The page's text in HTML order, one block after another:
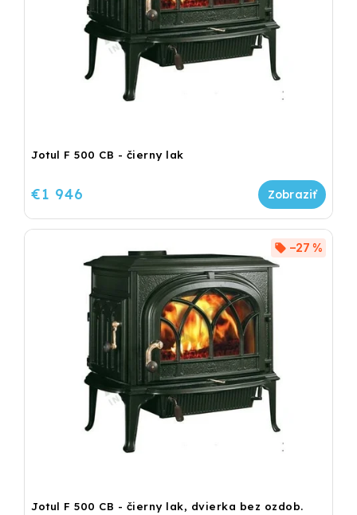
Jotul F 500 CB - čierny lak
€1 946
Jotul F 500 CB - čierny lak, dvierka bez ozdob.
–27 %